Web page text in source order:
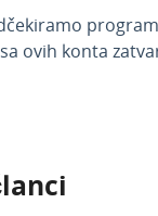
ovih konta